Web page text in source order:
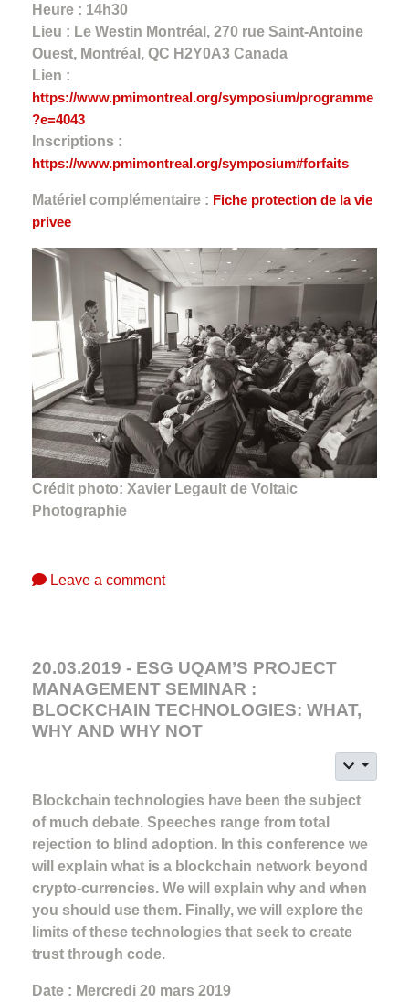
Heure : 14h30
Lieu : Le Westin Montréal, 270 rue Saint-Antoine
Ouest, Montréal, QC H2Y0A3 Canada
Lien :
https://www.pmimontreal.org/symposium/programme
?e=4043
Inscriptions :
https://www.pmimontreal.org/symposium#forfaits
Matériel complémentaire : Fiche protection de la vie
privee
Crédit photo: Xavier Legault de Voltaic
Photographie
Leave a comment
20.03.2019 - ESG UQAM’S PROJECT
MANAGEMENT SEMINAR :
BLOCKCHAIN TECHNOLOGIES: WHAT,
WHY AND WHY NOT
Blockchain technologies have been the subject
of much debate. Speeches range from total
rejection to blind adoption. In this conference we
will explain what is a blockchain network beyond
crypto-currencies. We will explain why and when
you should use them. Finally, we will explore the
limits of these technologies that seek to create
trust through code.
Date : Mercredi 20 mars 2019